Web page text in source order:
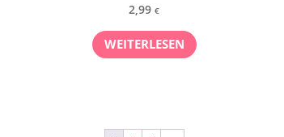
2,99€
WEITERLESEN